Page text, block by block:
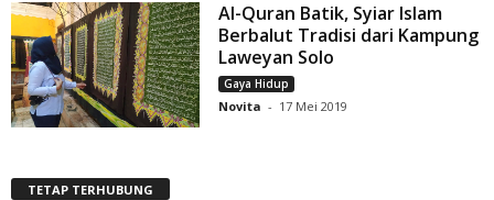
Al-Quran Batik, Syiar Islam
Berbalut Tradisi dari Kampung
Laweyan Solo
Gaya Hidup
Novita - 17 Mei 2019
TETAP TERHUBUNG